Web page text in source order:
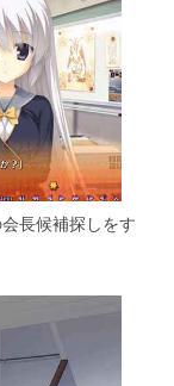
長候補探しをす